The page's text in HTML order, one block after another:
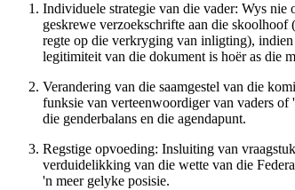
Individuele strategie van die vader: Wys nie
geskrewe verzoekschrifte aan die
regte op die verkryging van inligting),
legitimiteit van die dokument is hoër as die
Verandering van die saamgestel van die
funksie van verteenwoordiger van vaders of
die genderbalans en die agendapunt.
Regstige opvoeding: Insluiting van
verduidelikking van die wette van die
'n meer gelyke posisie.